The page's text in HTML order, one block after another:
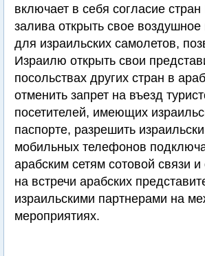
включает в себя согласие
залива открыть свое воздушное
для израильских самолетов,
Израилю открыть свои
посольствах других стран в
отменить запрет на въезд
посетителей, имеющих
паспорте, разрешить
мобильных телефонов
арабским сетям сотовой связи и
на встречи арабских
израильскими партнерами на
мероприятиях.